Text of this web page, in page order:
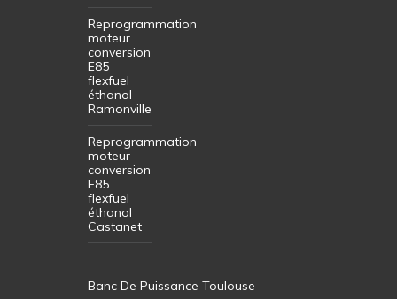
Reprogrammation
moteur
conversion
E85
flexfuel
éthanol
Ramonville
Reprogrammation
moteur
conversion
E85
flexfuel
éthanol
Castanet
Banc De Puissance Toulouse